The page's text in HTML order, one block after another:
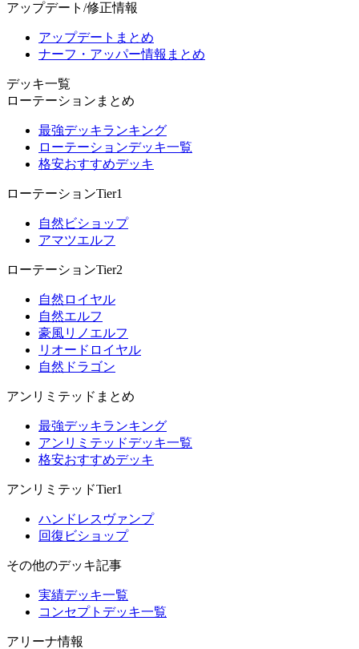
アップデート/修正情報
アップデートまとめ
ナーフ・アッパー情報まとめ
デッキ一覧
ローテーションまとめ
最強デッキランキング
ローテーションデッキ一覧
格安おすすめデッキ
ローテーションTier1
自然ビショップ
アマツエルフ
ローテーションTier2
自然ロイヤル
自然エルフ
豪風リノエルフ
リオードロイヤル
自然ドラゴン
アンリミテッドまとめ
最強デッキランキング
アンリミテッドデッキ一覧
格安おすすめデッキ
アンリミテッドTier1
ハンドレスヴァンプ
回復ビショップ
その他のデッキ記事
実績デッキ一覧
コンセプトデッキ一覧
アリーナ情報